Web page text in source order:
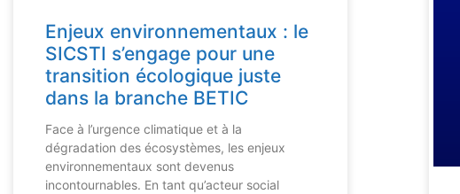
Enjeux environnementaux : le
SICSTI s’engage pour une
transition écologique juste
dans la branche BETIC
Face à l’urgence climatique et à la
dégradation des écosystèmes, les enjeux
environnementaux sont devenus
incontournables. En tant qu’acteur social